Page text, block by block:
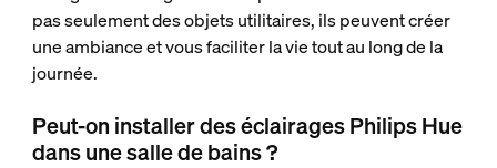
pas seulement des objets utilitaires, ils peuvent créer
une ambiance et vous faciliter la vie tout au long de la
journée.
Peut-on installer des éclairages Philips Hue
dans une salle de bains ?